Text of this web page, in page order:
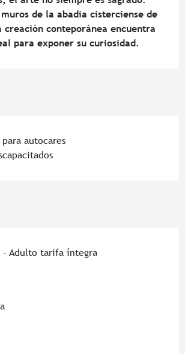
de la abadia cisterciense de
creación conteporánea encuentra
para exponer su curiosidad.
autocares
- Adulto tarifa íntegra